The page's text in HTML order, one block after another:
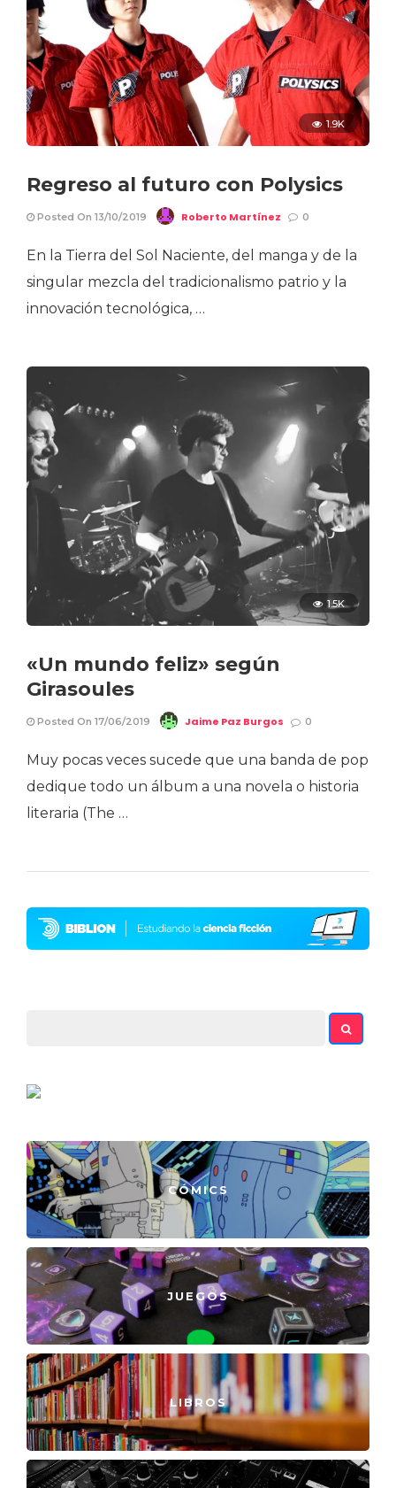
1.9K
Regreso al futuro con Polysics
Posted On 13/10/2019 Roberto Martínez 0
En la Tierra del Sol Naciente, del manga y de la
singular mezcla del tradicionalismo patrio y la
innovación tecnológica, …
1.5K
«Un mundo feliz» según
Girasoules
Posted On 17/06/2019 Jaime Paz Burgos 0
Muy pocas veces sucede que una banda de pop
dedique todo un álbum a una novela o historia
literaria (The …
CÓMICS
JUEGOS
LIBROS